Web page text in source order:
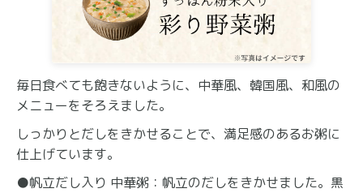
毎日食べても飽きないように、中華風、韓国風、和風の
メニューをそろえました。
しっかりとだしをきかせることで、満足感のあるお粥に
仕上げています。
●帆立だし入り 中華粥：帆立のだしをきかせました。黒